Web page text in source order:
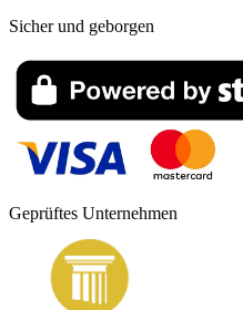
Geprüftes Unternehmen
Sicher und geborgen